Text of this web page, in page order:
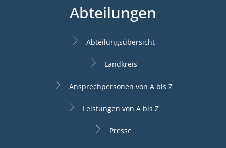
Abteilungen
Abteilungsübersicht
Landkreis
Ansprechpersonen von A bis Z
Leistungen von A bis Z
Presse